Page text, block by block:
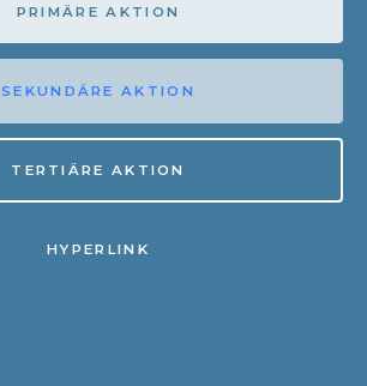
PRIMÄRE AKTION
SEKUNDÄRE AKTION
TERTIÄRE AKTION
HYPERLINK